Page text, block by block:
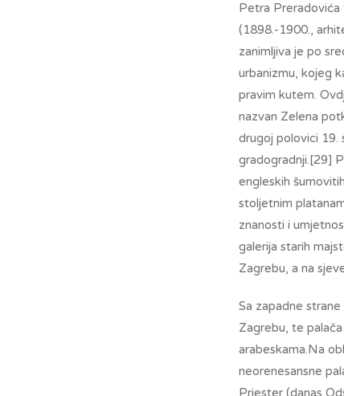
Petra Preradovića
(1898.-1900.,
zanimljiva je po
urbanizmu, kojeg
pravim kutem.
nazvan Zelena
drugoj polovici 19.
gradogradnji.[29]
engleskih
stoljetnim
znanosti i
galerija starih
Zagrebu, a na
Sa zapadne
Zagrebu, te
arabeskama.Na
neorenesansne
Priester (danas